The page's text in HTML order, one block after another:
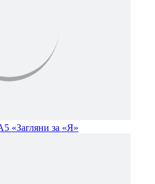
«Загляни за «Я»